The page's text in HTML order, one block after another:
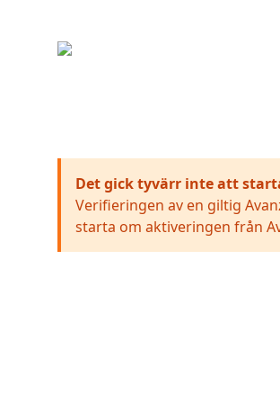
Det gick tyvärr inte att
Verifieringen av en giltig
starta om aktiveringen från